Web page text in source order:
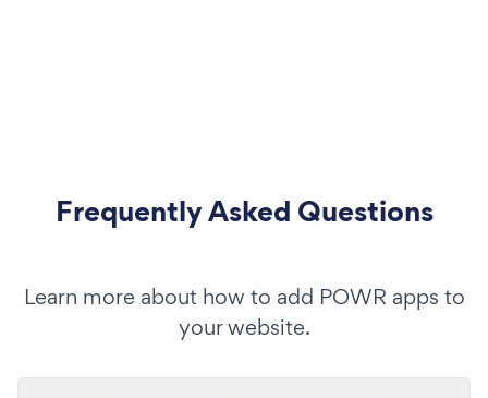
Frequently Asked Questions
Learn more about how to add POWR apps to
your website.